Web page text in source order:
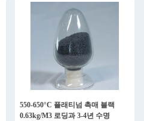
550-650°C 플래티넘 촉매 블랙
0.63kg/M3 로딩과 3-4년 수명